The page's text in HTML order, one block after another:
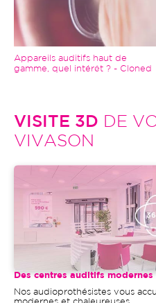
Appareils auditifs haut de
gamme, quel intérêt ? - Cloned
VISITE 3D DE
VIVASON
Des centres auditifs
Nos audioprothésistes vous